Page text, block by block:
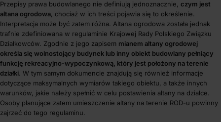
Przepisy prawa budowlanego nie definiują jednoznacznie, czym jest
altana ogrodowa , chociaż w ich treści pojawia się to określenie.
Interpretacja może być zatem różna. Altana ogrodowa została jednak
trafnie zdefiniowana w regulaminie Krajowej Rady Polskiego Związku
Działkowców. Zgodnie z jego zapisem mianem altany ogrodowej
określa się wolnostojący budynek lub inny obiekt budowlany pełniący
funkcję rekreacyjno-wypoczynkową, który jest położony na terenie
działki. W tym samym dokumencie znajdują się również informacje
dotyczące maksymalnych wymiarów takiego obiektu, a także innych
warunków, jakie należy spełnić w celu postawienia altany na działce.
Osoby planujące zatem umieszczenie altany na terenie ROD-u powinny
zajrzeć do tego regulaminu.